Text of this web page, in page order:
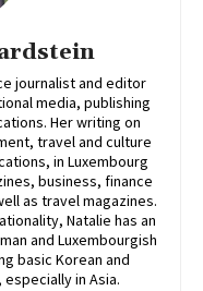
journalist and editor
media, publishing
Her writing on
travel and culture
in Luxembourg
business, finance
as travel magazines.
Natalie has an
and Luxembourgish
basic Korean and
in Asia.